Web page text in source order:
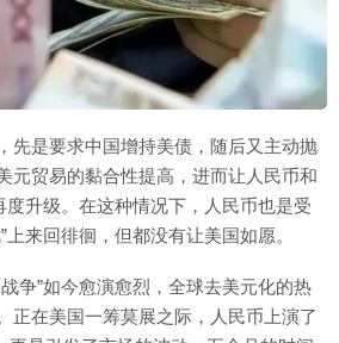
先是要求中国增持美债，随后又主动抛
元贸易的黏合性提高，进而让人民币和
度升级。在这种情况下，人民币也是受
上来回徘徊，但都没有让美国如愿。
争”如今愈演愈烈，全球去美元化的热
正在美国一筹莫展之际，人民币上演了